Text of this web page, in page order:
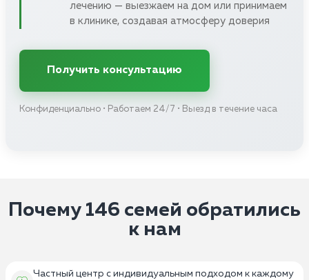
лечению — выезжаем на дом или принимаем
в клинике, создавая атмосферу доверия
Получить консультацию
Конфиденциально • Работаем 24/7 • Выезд в течение часа
Почему 146 семей обратились
к нам
Частный центр с индивидуальным подходом к каждому